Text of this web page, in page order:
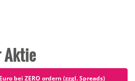
Aktie
bei ZERO ordern (zzgl. Spreads)